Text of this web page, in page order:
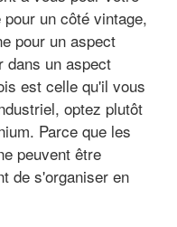
un côté vintage,
pour un aspect
dans un aspect
est celle qu'il vous
optez plutôt
Parce que les
peuvent être
de s'organiser en